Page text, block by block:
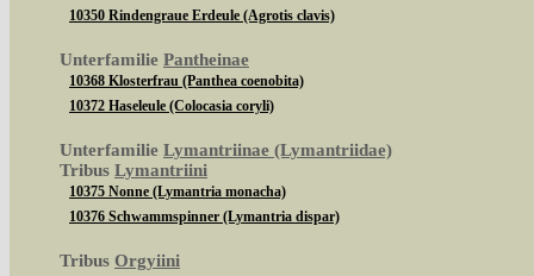
10350 Rindengraue Erdeule (Agrotis clavis)
Unterfamilie Pantheinae
10368 Klosterfrau (Panthea coenobita)
10372 Haseleule (Colocasia coryli)
Unterfamilie Lymantriinae (Lymantriidae)
Tribus Lymantriini
10375 Nonne (Lymantria monacha)
10376 Schwammspinner (Lymantria dispar)
Tribus Orgyiini